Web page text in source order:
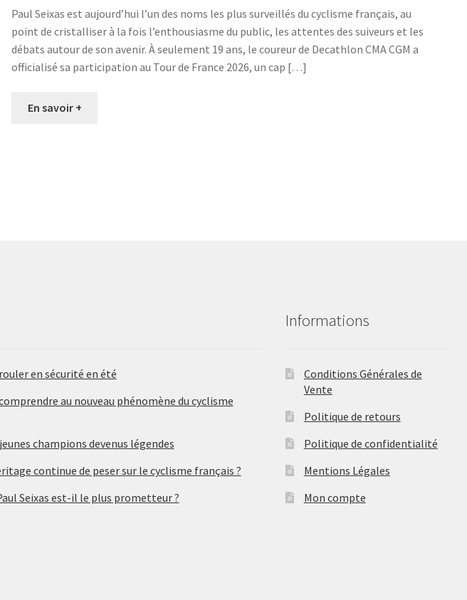
Paul Seixas est aujourd’hui l’un des noms les plus surveillés du cyclisme français, au
point de cristalliser à la fois l’enthousiasme du public, les attentes des suiveurs et les
débats autour de son avenir. À seulement 19 ans, le coureur de Decathlon CMA CGM a
officialisé sa participation au Tour de France 2026, un cap […]
En savoir +
en sécurité en été
au nouveau phénomène du cyclisme
champions devenus légendes
continue de peser sur le cyclisme français ?
Seixas est-il le plus prometteur ?
Informations
Conditions Générales de
Vente
Politique de retours
Politique de confidentialité
Mentions Légales
Mon compte